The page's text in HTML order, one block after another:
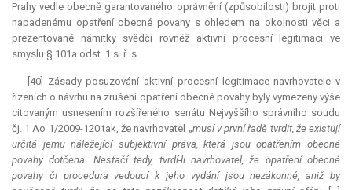
Prahy vedle obecně garantovaného oprávnění (způsobilosti) brojit proti
napadenému opatření obecné povahy s ohledem na okolnosti věci a
prezentované námitky svědčí rovněž aktivní procesní legitimaci ve
smyslu § 101a odst. 1 s. ř. s.
[40] Zásady posuzování aktivní procesní legitimace navrhovatele v
řízeních o návrhu na zrušení opatření obecné povahy byly vymezeny výše
citovaným usnesením rozšířeného senátu Nejvyššího správního soudu
čj. 1 Ao 1/2009-120 tak, že navrhovatel „musí v první řadě tvrdit, že existují
určitá jemu náležející subjektivní práva, která jsou opatřením obecné
povahy dotčena. Nestačí tedy, tvrdí-li navrhovatel, že opatření obecné
povahy či procedura vedoucí k jeho vydání jsou nezákonné, aniž by